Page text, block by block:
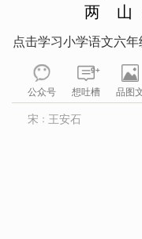
两 山
点击学习小学语文六
公众号 想吐槽
9+
品图
宋 ： 王安石